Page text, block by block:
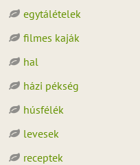
egytálételek
filmes kaják
hal
házi pékség
húsfélék
levesek
receptek